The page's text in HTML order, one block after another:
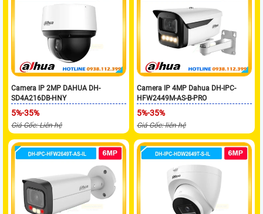
Camera IP 2MP DAHUA DH-
SD4A216DB-HNY
5%-35%
Giá Gốc: Liên hệ
Camera IP 4MP Dahua DH-IPC-
HFW2449M-AS-B-PRO
5%-35%
Giá Gốc: liên hệ